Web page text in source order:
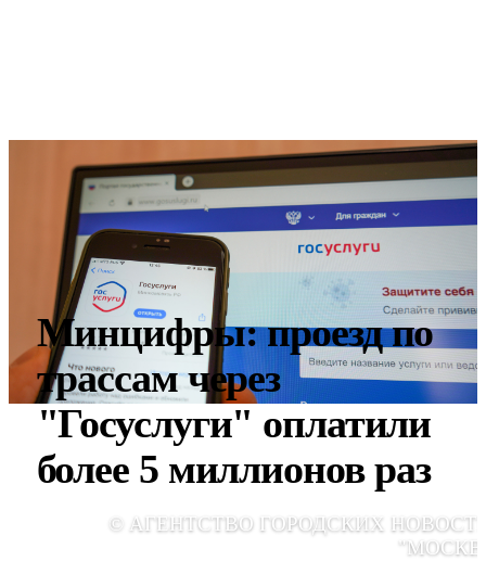
Минцифры: проезд по
трассам через
"Госуслуги" оплатили
более 5 миллионов раз
© АГЕНТСТВО ГОРОДСКИХ